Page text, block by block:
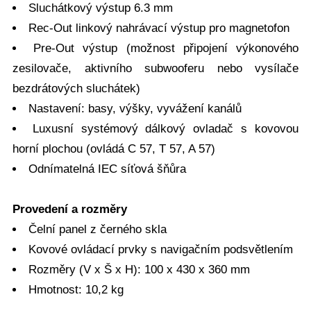
Sluchátkový výstup 6.3 mm
Rec-Out linkový nahrávací výstup pro magnetofon
Pre-Out výstup (možnost připojení výkonového
zesilovače, aktivního subwooferu nebo vysílače
bezdrátových sluchátek)
Nastavení: basy, výšky, vyvážení kanálů
Luxusní systémový dálkový ovladač s kovovou
horní plochou (ovládá C 57, T 57, A 57)
Odnímatelná IEC síťová šňůra
Provedení a rozměry
Čelní panel z černého skla
Kovové ovládací prvky s navigačním podsvětlením
Rozměry (V x Š x H): 100 x 430 x 360 mm
Hmotnost: 10,2 kg